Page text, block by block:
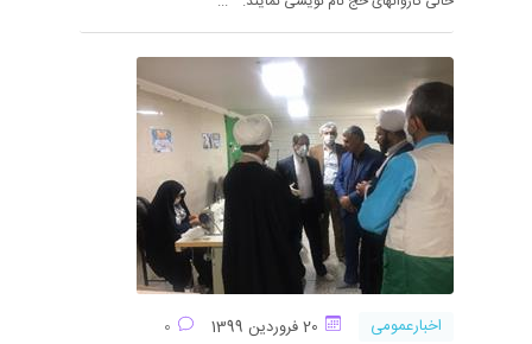
اخبارعمومی